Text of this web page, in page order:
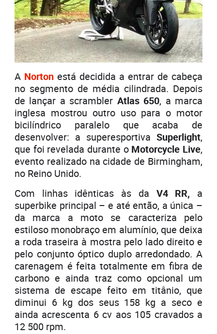
A Norton está decidida a entrar de cabeça
no segmento de média cilindrada. Depois
de lançar a scrambler Atlas 650, a marca
inglesa mostrou outro uso para o motor
bicilíndrico paralelo que acaba de
desenvolver: a superesportiva Superlight,
que foi revelada durante o Motorcycle Live,
evento realizado na cidade de Birmingham,
no Reino Unido.
Com linhas idênticas às da V4 RR, a
superbike principal – e até então, a única –
da marca a moto se caracteriza pelo
estiloso monobraço em alumínio, que deixa
a roda traseira à mostra pelo lado direito e
pelo conjunto óptico duplo arredondado. A
carenagem é feita totalmente em fibra de
carbono e ainda traz como opcional um
sistema de escape feito em titânio, que
diminui 6 kg dos seus 158 kg a seco e
ainda acrescenta 6 cv aos 105 cravados a
12 500 rpm.